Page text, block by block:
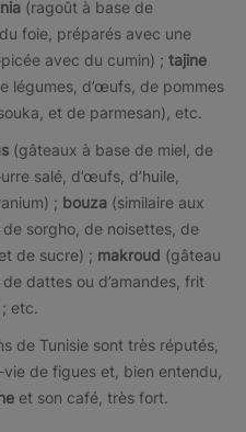
(ragoût à base de
foie, préparés avec une
avec du cumin) ; tajine
légumes, d’œufs, de pommes
et de parmesan), etc.
(gâteaux à base de miel, de
salé, d’œufs, d’huile,
; bouza (similaire aux
sorgho, de noisettes, de
de sucre) ; makroud (gâteau
dattes ou d’amandes, frit
etc.
de Tunisie sont très réputés,
de figues et, bien entendu,
et son café, très fort.